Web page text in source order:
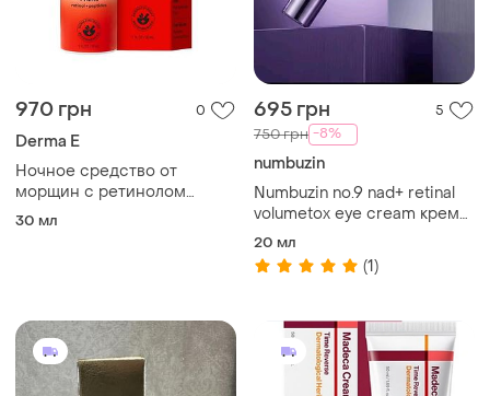
970 грн 0
Derma E
Ночное средство от
морщин с ретинолом
derma e anti-wrinkle retinol
30 мл
695 грн 5
750 грн -8%
numbuzin
Numbuzin no.9 nad+ retinal
volumetox eye cream крем
для кожи вокруг глаз с
пептидами и ретинолом
20 мл
(1)